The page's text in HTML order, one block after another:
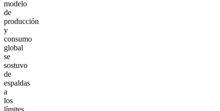
modelo
de
producción
y
consumo
global
se
sostuvo
de
espaldas
a
los